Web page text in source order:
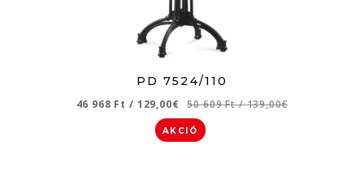
PD 7524/110
46 968 Ft / 129,00€ 50 609 Ft/ 139,00€
AKCIÓ